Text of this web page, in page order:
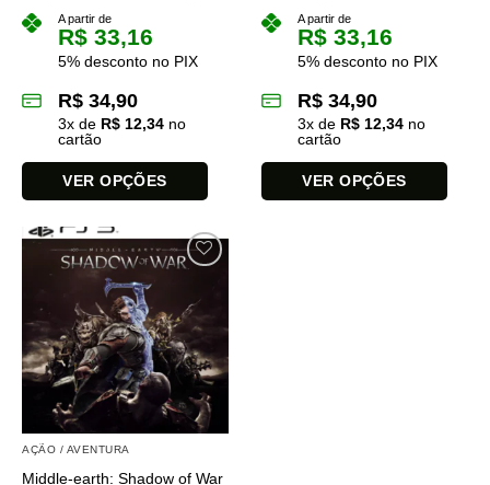
A partir de
R$ 33,16
5% desconto no PIX
R$ 34,90
3x de R$ 12,34 no
cartão
VER OPÇÕES
produto
variantes.
As
opções
podem
escolhidas
A partir de
R$ 33,16
5% desconto no PIX
R$ 34,90
3x de R$ 12,34 no
cartão
VER OPÇÕES
AÇÃO / AVENTURA
Middle-earth: Shadow of War